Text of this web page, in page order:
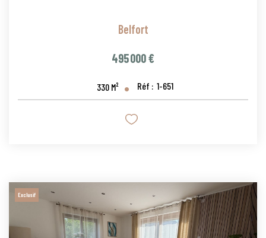
Belfort
495 000 €
330 M² Réf : 1-651
Exclusif